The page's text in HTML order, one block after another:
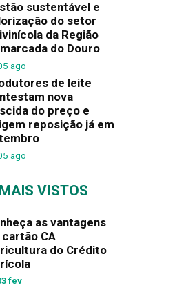
sustentável e
do setor
da Região
do Douro
ago
de leite
nova
do preço e
reposição já em
ago
VISTOS
as vantagens
cartão CA
do Crédito
fev